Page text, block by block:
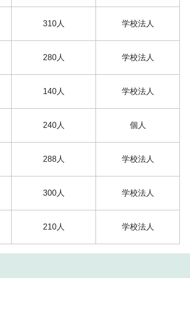
310人 学校法人
280人 学校法人
140人 学校法人
240人 個人
288人 学校法人
300人 学校法人
210人 学校法人